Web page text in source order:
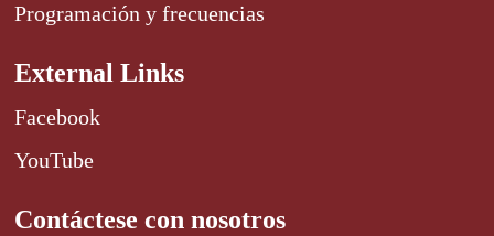
Programación y frecuencias
External Links
Facebook
YouTube
Contáctese con nosotros